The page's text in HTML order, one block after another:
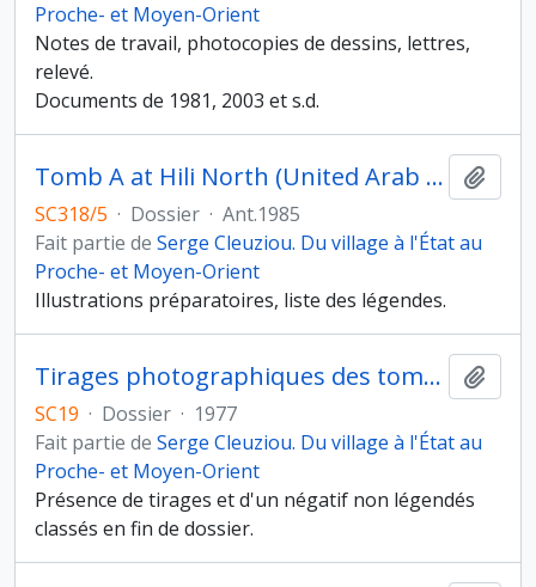
Proche- et Moyen-Orient
Notes de travail, photocopies de dessins, lettres,
relevé.
Documents de 1981, 2003 et s.d.
Tomb A at Hili North (United Arab Emirates) and its material connections to Southeast Iran and the Greater Indus Valley
SC318/5 · Dossier · Ant.1985
Fait partie de Serge Cleuziou. Du village à l'État au
Proche- et Moyen-Orient
Illustrations préparatoires, liste des légendes.
Tirages photographiques des tombes C1-C3, C5 et du matériel (objets en bronze et perles)
SC19 · Dossier · 1977
Fait partie de Serge Cleuziou. Du village à l'État au
Proche- et Moyen-Orient
Présence de tirages et d'un négatif non légendés
classés en fin de dossier.